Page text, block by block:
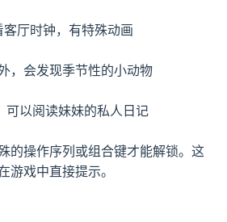
厅时钟，有特殊动画
，会发现季节性的小动物
可以阅读妹妹的私人日记
的操作序列或组合键才能解锁。这
游戏中直接提示。